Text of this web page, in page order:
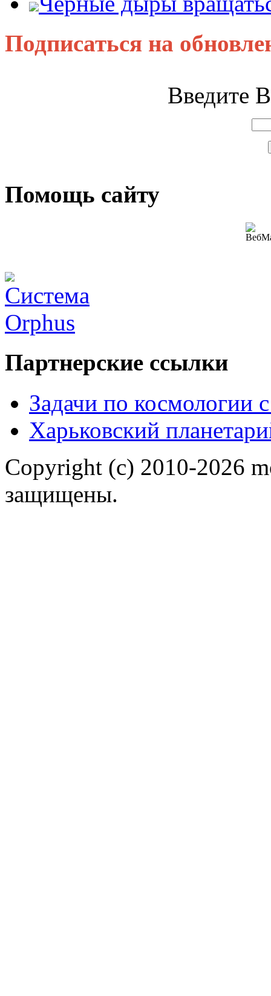
Подписаться на
Введите
Помощь сайту
Партнерские ссылки
Задачи по космологии
Харьковский
Copyright (c) 2010-2026
защищены.